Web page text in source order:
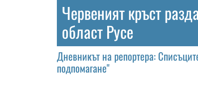
Червеният кръст
област Русе
Дневникът на репортера:
подпомагане"